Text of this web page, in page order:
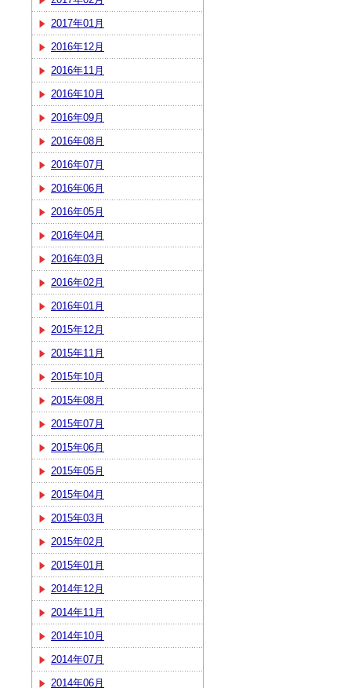
2017年01月
2016年12月
2016年11月
2016年10月
2016年09月
2016年08月
2016年07月
2016年06月
2016年05月
2016年04月
2016年03月
2016年02月
2016年01月
2015年12月
2015年11月
2015年10月
2015年08月
2015年07月
2015年06月
2015年05月
2015年04月
2015年03月
2015年02月
2015年01月
2014年12月
2014年11月
2014年10月
2014年07月
2014年06月